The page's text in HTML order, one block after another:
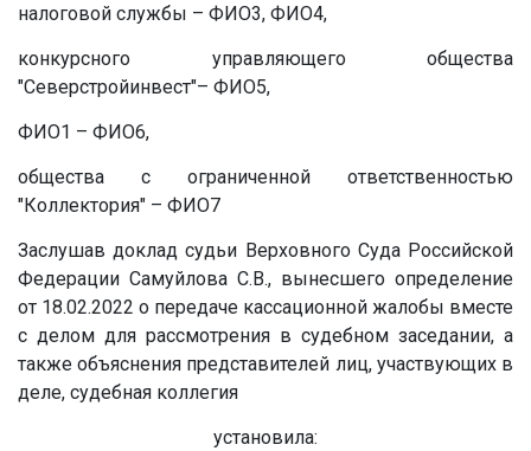
налоговой службы – ФИО3, ФИО4,
конкурсного управляющего общества
"Северстройинвест"– ФИО5,
ФИО1 – ФИО6,
общества с ограниченной ответственностью
"Коллектория" – ФИО7
Заслушав доклад судьи Верховного Суда Российской
Федерации Самуйлова С.В., вынесшего определение
от 18.02.2022 о передаче кассационной жалобы вместе
с делом для рассмотрения в судебном заседании, а
также объяснения представителей лиц, участвующих в
деле, судебная коллегия
установила: